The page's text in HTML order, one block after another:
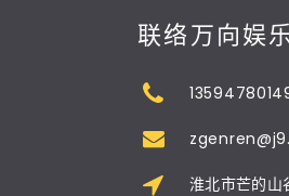
联络万向娱
淮北市芒的山